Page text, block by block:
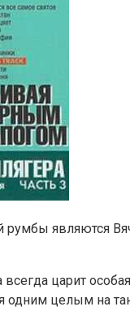
румбы являются
царит
одним целым на